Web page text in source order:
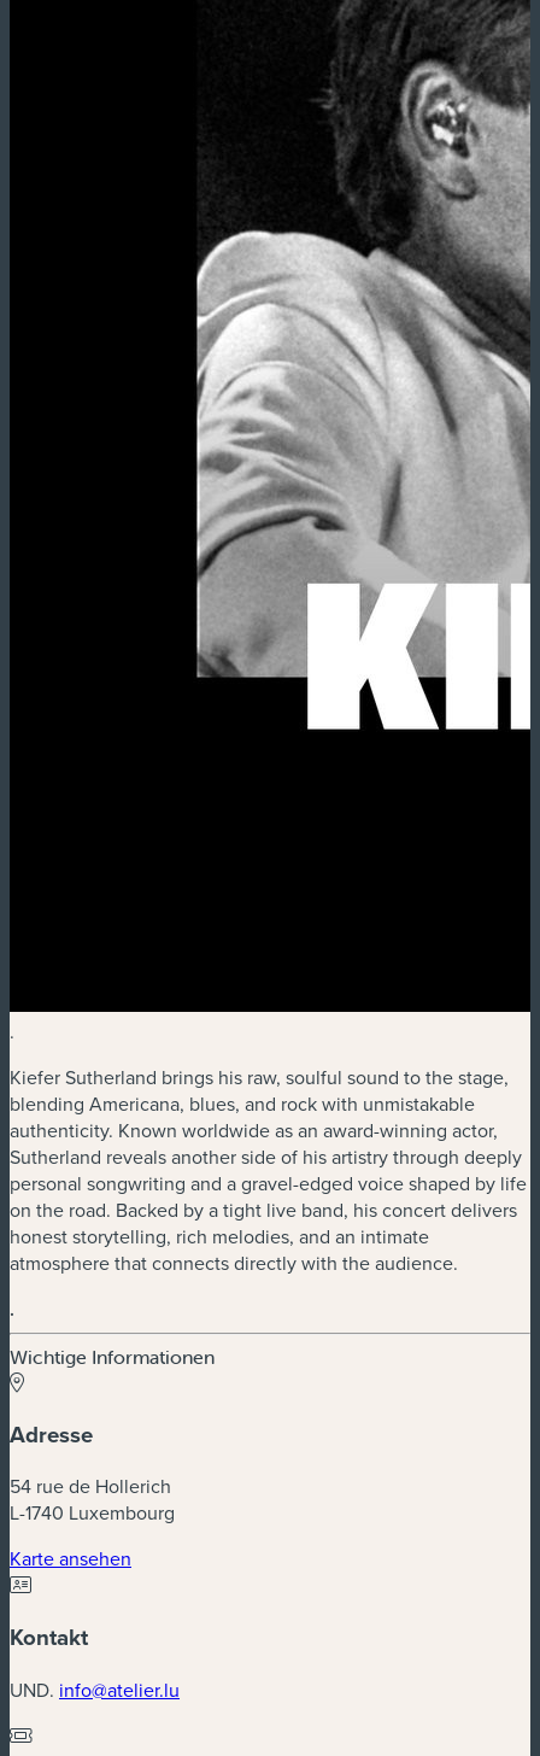
.
Kiefer Sutherland brings his raw, soulful sound to the stage,
blending Americana, blues, and rock with unmistakable
authenticity. Known worldwide as an award-winning actor,
Sutherland reveals another side of his artistry through deeply
personal songwriting and a gravel-edged voice shaped by life
on the road. Backed by a tight live band, his concert delivers
honest storytelling, rich melodies, and an intimate
atmosphere that connects directly with the audience.
.
Wichtige Informationen
Adresse
54 rue de Hollerich
L-1740 Luxembourg
Karte ansehen
Kontakt
UND. info@atelier.lu